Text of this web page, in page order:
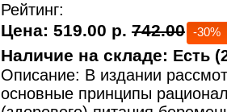
Рейтинг:
Цена: 519.00 р. 742.00 -30%
Наличие на складе: Есть
Описание: В издании
основные принципы